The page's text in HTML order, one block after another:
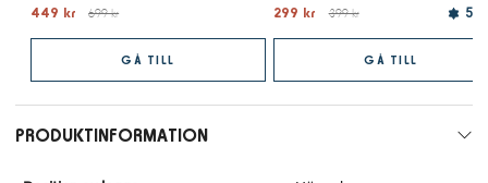
449 kr
699 kr
GÅ TILL
299 kr
399 kr 5.0
GÅ TILL
PRODUKTINFORMATION